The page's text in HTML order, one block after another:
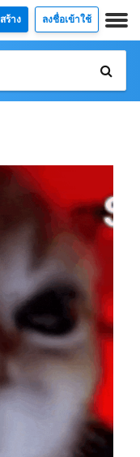
สร้าง ลงชื่อเข้าใช้